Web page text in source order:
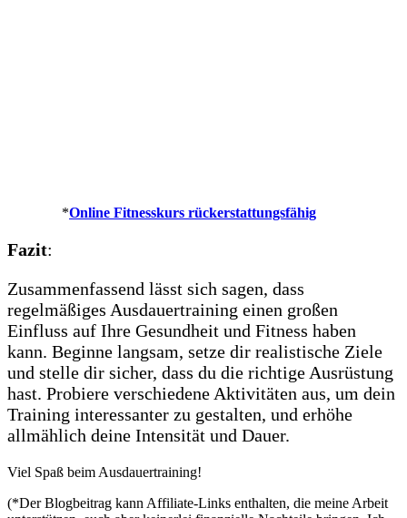
*Online Fitnesskurs rückerstattungsfähig
Fazit:
Zusammenfassend lässt sich sagen, dass
regelmäßiges Ausdauertraining einen großen
Einfluss auf Ihre Gesundheit und Fitness haben
kann. Beginne langsam, setze dir realistische Ziele
und stelle dir sicher, dass du die richtige Ausrüstung
hast. Probiere verschiedene Aktivitäten aus, um dein
Training interessanter zu gestalten, und erhöhe
allmählich deine Intensität und Dauer.
Viel Spaß beim Ausdauertraining!
(*Der Blogbeitrag kann Affiliate-Links enthalten, die meine Arbeit